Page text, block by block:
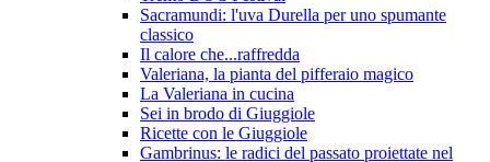
Sacramundi: l'uva Durella per uno spumante
classico
Il calore che...raffredda
Valeriana, la pianta del pifferaio magico
La Valeriana in cucina
Sei in brodo di Giuggiole
Ricette con le Giuggiole
Gambrinus: le radici del passato proiettate nel